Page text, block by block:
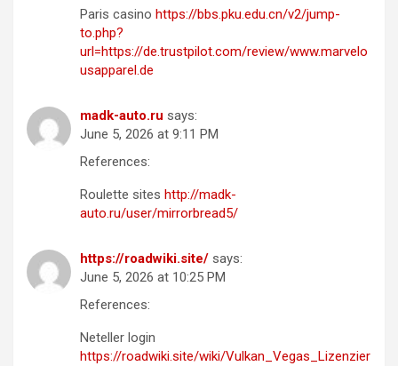
Paris casino https://bbs.pku.edu.cn/v2/jump-
to.php?
url=https://de.trustpilot.com/review/www.marvelo
usapparel.de
madk-auto.ru says:
June 5, 2026 at 9:11 PM
References:
Roulette sites http://madk-
auto.ru/user/mirrorbread5/
https://roadwiki.site/ says:
June 5, 2026 at 10:25 PM
References:
Neteller login
https://roadwiki.site/wiki/Vulkan_Vegas_Lizenzier